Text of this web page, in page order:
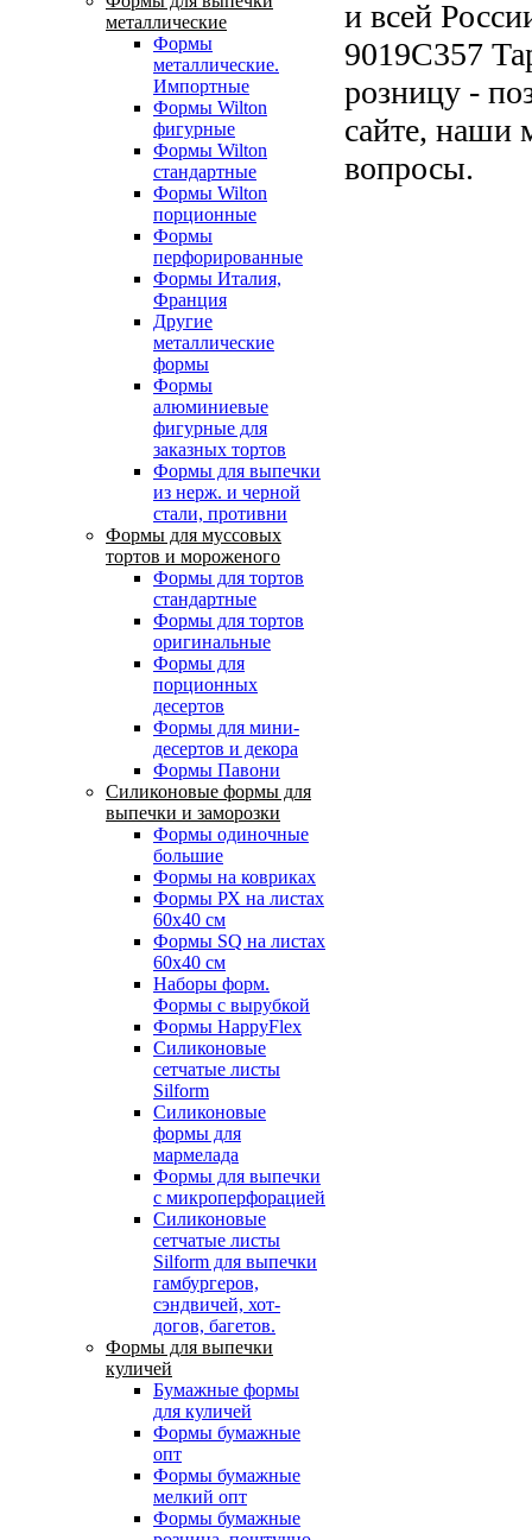
металлические
Формы
металлические.
Импортные
Формы Wilton
фигурные
Формы Wilton
стандартные
Формы Wilton
порционные
Формы
перфорированные
Формы Италия,
Франция
Другие
металлические
формы
Формы
алюминиевые
фигурные для
заказных тортов
Формы для выпечки
из нерж. и черной
стали, противни
Формы для муссовых
тортов и мороженого
Формы для тортов
стандартные
Формы для тортов
оригинальные
Формы для
порционных
десертов
Формы для мини-
десертов и декора
Формы Павони
Силиконовые формы для
выпечки и заморозки
Формы одиночные
большие
Формы на ковриках
Формы РХ на листах
60х40 см
Формы SQ на листах
60х40 см
Наборы форм.
Формы с вырубкой
Формы HappyFlex
Силиконовые
сетчатые листы
Silform
Силиконовые
формы для
мармелада
Формы для выпечки
с микроперфорацией
Силиконовые
сетчатые листы
Silform для выпечки
гамбургеров,
сэндвичей, хот-
догов, багетов.
Формы для выпечки
куличей
Бумажные формы
для куличей
Формы бумажные
опт
Формы бумажные
мелкий опт
Формы бумажные
и всей
9019C357
розницу -
сайте, наши
вопросы.